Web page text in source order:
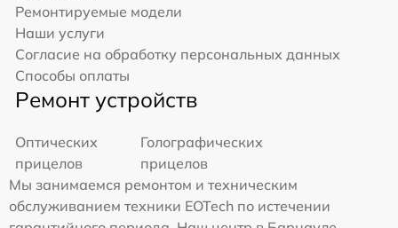
Ремонтируемые модели
Наши услуги
Согласие на обработку персональных данных
Способы оплаты
Ремонт устройств
Оптических
прицелов
Голографических
прицелов
Мы занимаемся ремонтом и техническим
обслуживанием техники EOTech по истечении